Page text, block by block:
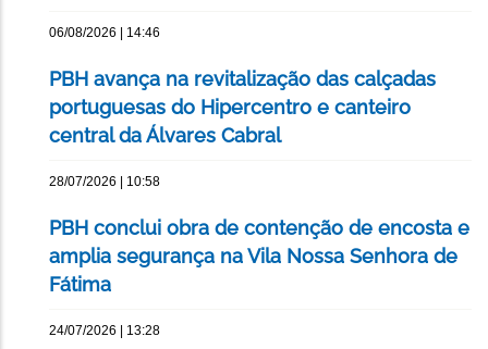
06/08/2026 | 14:46
PBH avança na revitalização das calçadas
portuguesas do Hipercentro e canteiro
central da Álvares Cabral
28/07/2026 | 10:58
PBH conclui obra de contenção de encosta e
amplia segurança na Vila Nossa Senhora de
Fátima
24/07/2026 | 13:28